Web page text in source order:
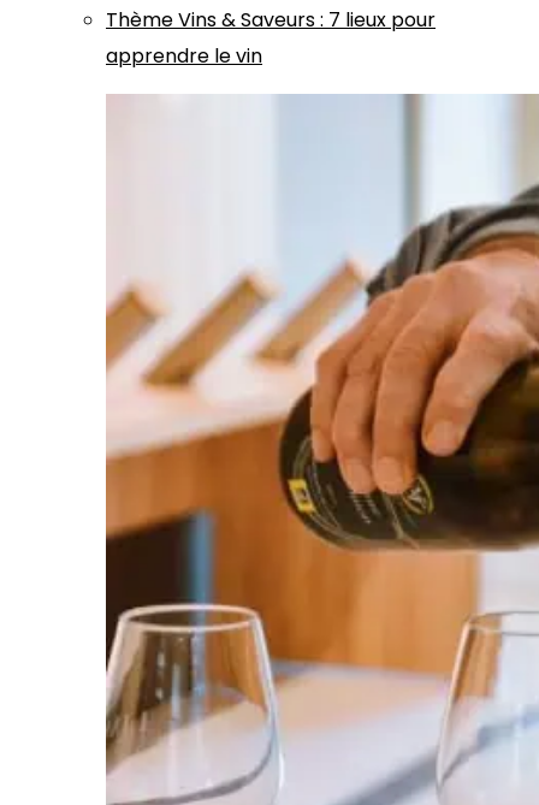
ThèmeVins & Saveurs: 7 lieux pour
apprendre le vin